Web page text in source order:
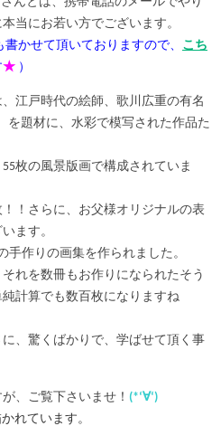
当にお若い方でございます。
かせて頂いておりますので、 こち
★ ）
江戸時代の絵師、歌川広重の有名
を題材に、水彩で模写された作品た
枚の風景版画で構成されていま
！さらに、お父様オリジナルの表
ます。
手作りの画集を作られました。
れを数冊もお作りになられたそう
算でも数百枚になりますね
、驚くばかりで、学ばせて頂く事
、ご覧下さいませ！ (*‘∀‘)
れています。